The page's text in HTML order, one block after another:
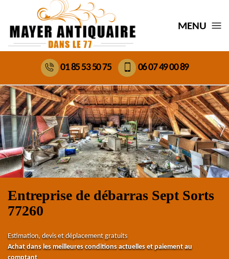
MENU
01 85 53 50 75 06 07 49 00 89
Entreprise de débarras Sept Sorts
77260
Estimation, devis et déplacement gratuits
Achat dans les meilleures conditions actuelles et paiement au